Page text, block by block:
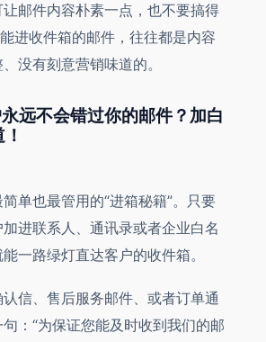
邮件内容朴素一点，也不要搞得
进收件箱的邮件，往往都是内容
没有刻意营销味道的。
远不会错过你的邮件？加白
单也最管用的“进箱秘籍”。只要
进联系人、通讯录或者企业白名
一路绿灯直达客户的收件箱。
信、售后服务邮件、或者订单通
：“为保证您能及时收到我们的邮